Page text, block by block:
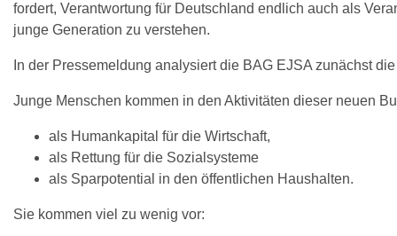
fordert, Verantwortung für Deutschland endlich auch als
junge Generation zu verstehen.
In der Pressemeldung analysiert die BAG EJSA zunächst
Junge Menschen kommen in den Aktivitäten dieser neuen
als Humankapital für die Wirtschaft,
als Rettung für die Sozialsysteme
als Sparpotential in den öffentlichen Haushalten.
Sie kommen viel zu wenig vor: